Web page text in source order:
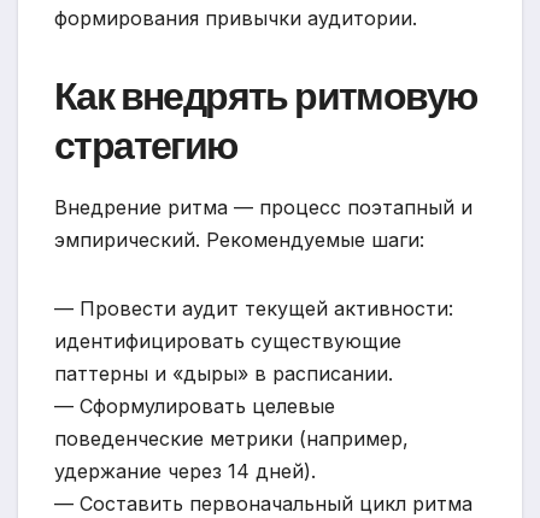
формирования привычки аудитории.
Как внедрять ритмовую
стратегию
Внедрение ритма — процесс поэтапный и
эмпирический. Рекомендуемые шаги:
— Провести аудит текущей активности:
идентифицировать существующие
паттерны и «дыры» в расписании.
— Сформулировать целевые
поведенческие метрики (например,
удержание через 14 дней).
— Составить первоначальный цикл ритма